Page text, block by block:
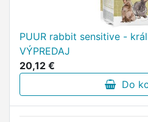
PUUR rabbit sensitive -
VÝPREDAJ
20,12 €
Do